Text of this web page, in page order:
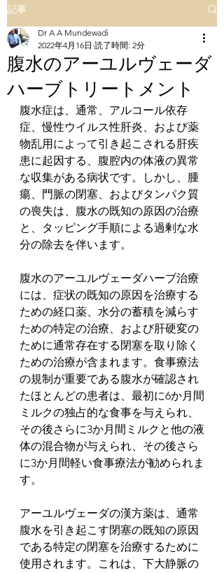
記事
腹水のアーユルヴェーダ
ハーブトリートメント
Dr A A Mundewadi
2022年4月16日 読了時間: 2分
腹水症は、通常、アルコール依存
症、慢性ウイルス性肝炎、および薬
物乱用によって引き起こされる肝疾
患に起因する、腹腔内の体液の異常
な収集がある病状です。しかし、腫
瘍、門脈の閉塞、およびタンパク質
の喪失は、腹水の既知の原因の治療
と、タッピング手順による過剰な水
分の除去を伴います。
腹水のアーユルヴェーダハーブ治療
には、症状の既知の原因を治療する
ための経口薬、水分の蓄積を減らす
ための特定の治療、および肝硬変の
ために通常存在する閉塞を取り除く
ための治療が含まれます。食事療法
の規制が重要である腹水が確認され
たほとんどの患者は、最初に6か月間
ミルクの独占的な食事を与えられ、
その後さらに3か月間ミルクと他の液
体の混合物が与えられ、その後さら
に3か月間軽い食事療法が勧められま
す。
アーユルヴェーダの漢方薬は、通常
腹水を引き起こす閉塞の既知の原因
である特定の閉塞を治療するために
使用されます。これは、下大静脈の